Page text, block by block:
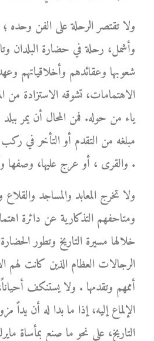
ولا تقتصر الرحلة على الفن
وأشمل، رحلة في حضارة البلدان
شعوبها وعقائدهم وأخلاقياتهم
الاهتمامات، تشوقه الاستزادة من
ياء من حوله. فمن المحال أن يمر
مبلغه من التقدم أو التأخر في
والقرى ، أو عرج عليها، وصفها وأبدى انطباعه عنها .
ولا تخرج المعابد والمساجد
ومتاحفهم التذكارية عن دائرة
خلالها مسيرة التاريخ وتطور
الرجالات العظام الذين كانت لهم
أممهم وتقدمها . ولا يستنكف
الإلماع إليه، إذا ما بدا له أن
التاريخ، على نحو ما صنع بمأساة